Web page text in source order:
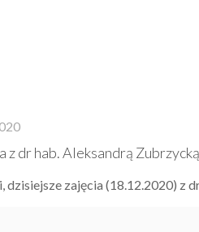
z dr hab. Aleksandrą
dzisiejsze zajęcia (18.12.2020) z